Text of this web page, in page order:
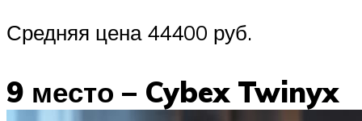
Средняя цена 44400 руб.
9 место – Cybex Twinyx